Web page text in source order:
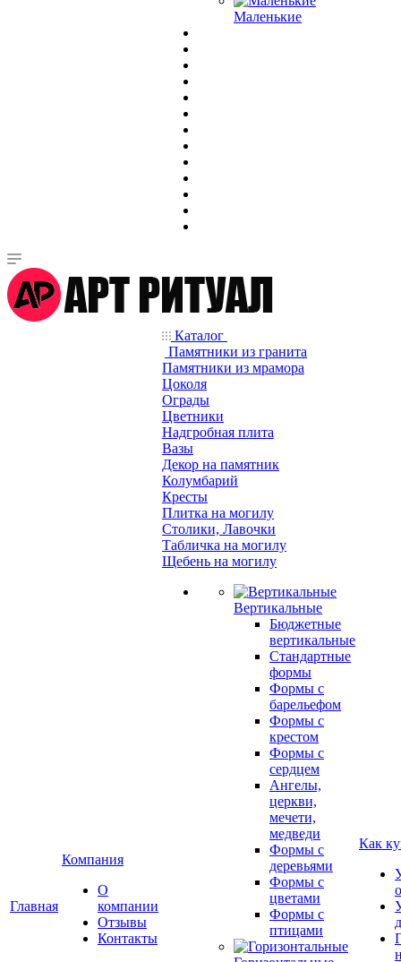
Маленькие
Главная
Компания
О
компании
Отзывы
Контакты
Каталог
Памятники из гранита
Памятники из мрамора
Цоколя
Ограды
Цветники
Надгробная плита
Вазы
Декор на памятник
Колумбарий
Кресты
Плитка на могилу
Столики, Лавочки
Табличка на могилу
Щебень на могилу
Вертикальные
Бюджетные
вертикальные
Стандартные
формы
Формы с
барельефом
Формы с
крестом
Формы с
сердцем
Ангелы,
церкви,
мечети,
медведи
Формы с
деревьями
Формы с
цветами
Формы с
птицами
Как